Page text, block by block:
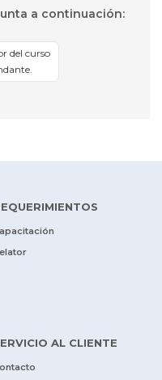
a continuación:
del curso
AL CLIENTE